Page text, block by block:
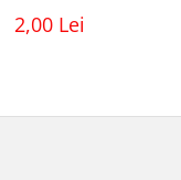
2,00 Lei